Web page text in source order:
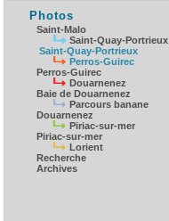
Photos
Saint-Malo
Saint-Quay-Portrieux
Saint-Quay-Portrieux
Perros-Guirec
Perros-Guirec
Douarnenez
Baie de Douarnenez
Parcours banane
Douarnenez
Piriac-sur-mer
Piriac-sur-mer
Lorient
Recherche
Archives